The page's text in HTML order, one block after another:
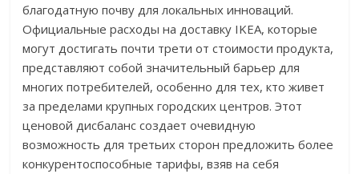
благодатную почву для локальных инноваций.
Официальные расходы на доставку IKEA, которые
могут достигать почти трети от стоимости продукта,
представляют собой значительный барьер для
многих потребителей, особенно для тех, кто живет
за пределами крупных городских центров. Этот
ценовой дисбаланс создает очевидную
возможность для третьих сторон предложить более
конкурентоспособные тарифы, взяв на себя